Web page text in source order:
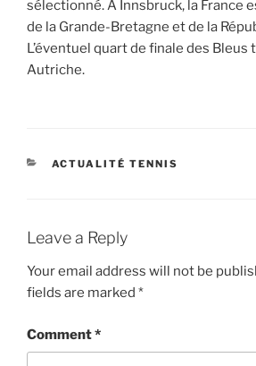
sélectionné. A Innsbruck, la France
de la Grande-Bretagne et de la
L’éventuel quart de finale des Bleus
Autriche.
CATEGORIES
ACTUALITÉ TENNIS
Leave a Reply
Your email address will not be
fields are marked *
Comment*